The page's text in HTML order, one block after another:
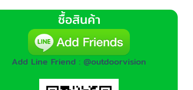
ซื้อสินค้า
Add Line Friend : @outdoorvision